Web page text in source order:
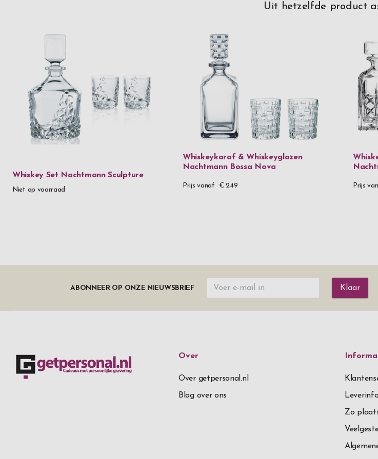
Uit hetzelfde product
Whiskey Set Nachtmann Sculpture
Niet op voorraad
Whiskeykaraf & Whiskeyglazen
Nachtmann Bossa Nova
Prijs vanaf € 249 Prijs
ABONNEER OP ONZE NIEUWSBRIEF Klaar
Over
Over getpersonal.nl
Blog over ons
Zo